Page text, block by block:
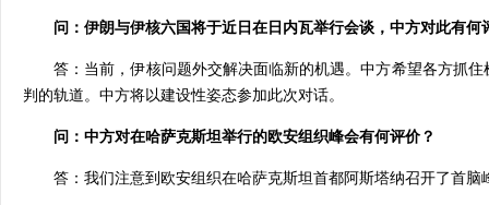
问：伊朗与伊核六国将于近日在日内瓦举行会谈，中方对此有何
答：当前，伊核问题外交解决面临新的机遇。中方希望各方抓
判的轨道。中方将以建设性姿态参加此次对话。
问：中方对在哈萨克斯坦举行的欧安组织峰会有何评价？
答：我们注意到欧安组织在哈萨克斯坦首都阿斯塔纳召开了首脑